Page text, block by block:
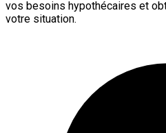
vos besoins hypothécaires et
votre situation.